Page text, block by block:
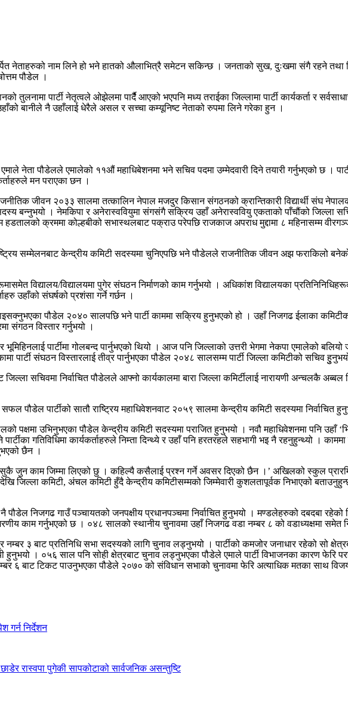
नेताहरुको नाम लिने हो भने हातको औलाभित्रै समेटन सकिन्छ । जनताको सुख, दुःखमा संगै रहने तथा
पौडेल ।
तुलनामा पार्टी नेतृत्वले ओझेलमा पार्दैै आएको भएपनि मध्य तराईका जिल्लामा पार्टी कार्यकर्ता र
बानीले नै उहाँलाई धेरैले असल र सच्चा कम्यूनिष्ट नेताको रुपमा लिने गरेका हुन ।
नेता पौडेलले एमालेको ११औं महाधिबेशनमा भने सचिव पदमा उम्मेदवारी दिने तयारी गर्नुभएको छ ।
मन पराएका छन ।
राजनीतिक जीवन २०३३ सालमा तत्कालिन नेपाल मजदुर किसान संगठनको क्रान्तिकारी विद्यार्थी संघ
बन्नुभयो । नेमकिपा र अनेरास्ववियुमा संगसंगै सक्रिय उहाँ अनेरास्ववियु एकताको पाँचौंको जिल्ला
क्रममा कोल्हबीको सभास्थलबाट पक्राउ परेपछि राजकाज अपराध मुद्दामा ८ महिनासम्म
सम्मेलनबाट केन्द्रीय कमिटी सदस्यमा चुनिएपछि भने पौडेलले राजनीतिक जीवन अझ फराकिलो
विद्यालय/विद्यालयमा पुगेर संघठन निर्माणको काम गर्नुभयो । अधिकांश विद्यालयका
उहाँको संघर्षको प्रशंसा गर्ने गर्छन ।
पौडेल २०४० सालपछि भने पार्टी काममा सक्रिय हुनुभएको हो । उहाँ निजगढ ईलाका
संगठन विस्तार गर्नुभयो ।
भूमिहिनलाई पार्टीमा गोलबन्द पार्नुभएको थियो । आज पनि जिल्लाको उत्तरी भेगमा नेकपा एमालेको
पार्टी संघठन विस्तारलाई तीव्र पार्नुभएका पौडेल २०४८ सालसम्म पार्टी जिल्ला कमिटीको सचिव
सचिवमा निर्वाचित पौडेलले आफ्नो कार्यकालमा बारा जिल्ला कमिर्टीलाई नारायणी अन्चलकै अब्बल
पौडेल पार्टीको सातौ राष्ट्रिय महाधिवेशनवाट २०५९ सालमा केन्द्रीय कमिटी सदस्यमा निर्वाचित
पक्षमा उभिनुभएका पौडेल केन्द्रीय कमिटी सदस्यमा पराजित हुनुभयो । नवौ महाधिवेशनमा पनि उहाँ
गतिविधिमा कार्यकर्ताहरुले निम्ता दिन्थ्ये र उहाँ पनि हरतरहले सहभागी भइ नै रहनुहुन्थ्यो ।
छैन ।
काम जिम्मा लिएको छु । कहिल्यै कसैलाई प्रश्न गर्ने अवसर दिएको छैन ।’ अखिलको स्कुल
जिल्ला कमिटी, अंचल कमिटी हुँदै केन्द्रीय कमिटीसम्मको जिम्मेवारी कुशलतापूर्वक निभाएको
पौडेल निजगढ गाउँ पञ्चायतको जनपक्षीय प्रधानपञ्चमा निर्वाचित हुनुभयो । मण्डलेहरुको दबदबा
काम गर्नुभएको छ । ०४८ सालको स्थानीय चुनावमा उहाँ निजगढ वडा नम्बर ८ को वडाध्यक्षमा समेत
नम्बर ३ बाट प्रतिनिधि सभा सदस्यको लागि चुनाव लड्नुभयो । पार्टीको कमजोर जनाधार रहेको सो
हुनुभयो । ०५६ साल पनि सोही क्षेत्रबाट चुनाव लड्नुभएका पौडेले एमाले पार्टी विभाजनका कारण फेरि
नम्बर ६ बाट टिकट पाउनुभएका पौडेले २०७० को संविधान सभाको चुनावमा फेरि अत्याधिक मतका साथ
गर्न निर्देशन
रास्वपा पुगेकी सापकोटाको सार्वजनिक असन्तुष्टि